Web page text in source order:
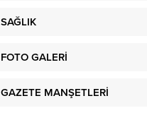
SAĞLIK
FOTO GALERİ
GAZETE MANŞETLERİ